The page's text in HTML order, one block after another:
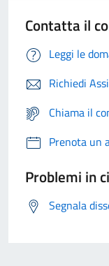
Contatta il
Leggi le
Richiedi
Chiama il
Prenota un
Problemi in
Segnala